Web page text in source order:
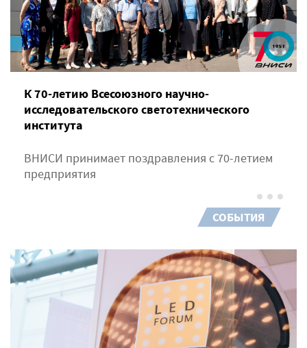
К 70-летию Всесоюзного научно-
исследовательского светотехнического
института
ВНИСИ принимает поздравления с 70-летием
предприятия
СОБЫТИЯ